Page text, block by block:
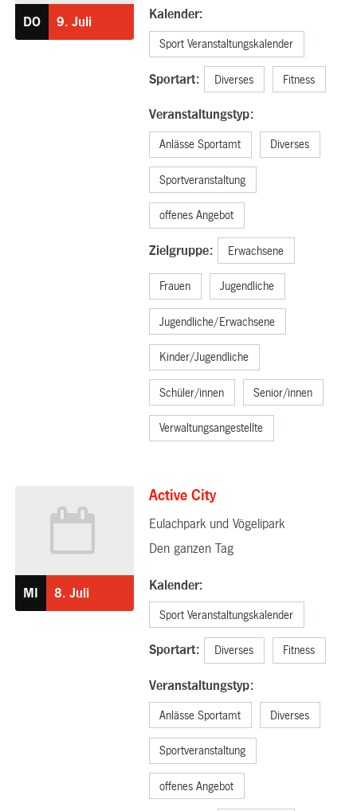
DO 9. Juli
Kalender:
Sport Veranstaltungskalender
Sportart: Diverses Fitness
Veranstaltungstyp:
Anlässe Sportamt Diverses
Sportveranstaltung
offenes Angebot
Zielgruppe: Erwachsene
Frauen Jugendliche
Jugendliche/Erwachsene
Kinder/Jugendliche
Schüler/innen Senior/innen
Verwaltungsangestellte
MI 8. Juli
Active City
Eulachpark und Vögelipark
Den ganzen Tag
Kalender:
Sport Veranstaltungskalender
Sportart: Diverses Fitness
Veranstaltungstyp:
Anlässe Sportamt Diverses
Sportveranstaltung
offenes Angebot